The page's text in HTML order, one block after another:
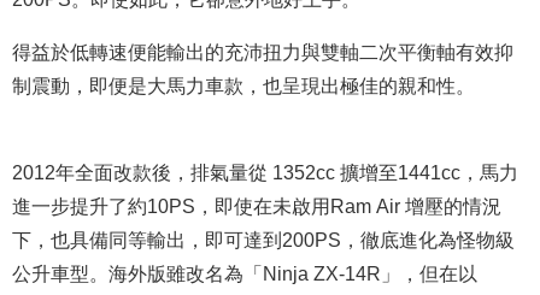
得益於低轉速便能輸出的充沛扭力與雙軸二次平衡軸有效抑
制震動，即便是大馬力車款，也呈現出極佳的親和性。
2012年全面改款後，排氣量從 1352cc 擴增至1441cc，馬力
進一步提升了約10PS，即使在未啟用Ram Air 增壓的情況
下，也具備同等輸出，即可達到200PS，徹底進化為怪物級
公升車型。海外版雖改名為「Ninja ZX-14R」，但在以